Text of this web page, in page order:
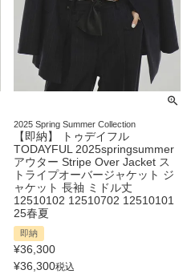
2025 Spring Summer Collection
【即納】 トゥデイフル
TODAYFUL 2025springsummer
アウター Stripe Over Jacket ス
トライプオーバージャケット ジ
ャケット 長袖 ミドル丈
12510102 12510702 12510101
25春夏
即納
¥36,300
¥36,300税込